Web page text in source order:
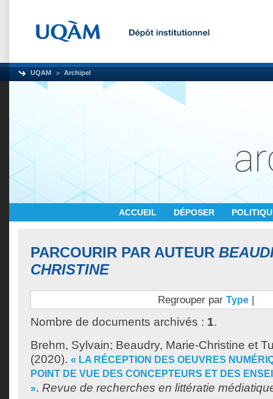
UQAM Archipel
ACCUEIL DÉPOSER
PARCOURIR PAR AUTEUR
CHRISTINE
Regrouper par Type |
Nombre de documents archivés : 1.
Brehm, Sylvain; Beaudry, Marie-Christine et
(2020). « LA RÉCEPTION DES OEUVRES
POINT DE VUE DES CONCEPTEURS ET DES
». Revue de recherches en littératie